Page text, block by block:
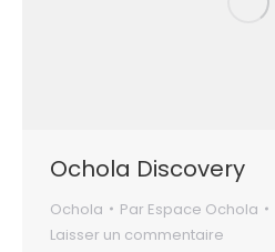
Ochola Discovery
Ochola Par Espace Ochola
Laisser un commentaire